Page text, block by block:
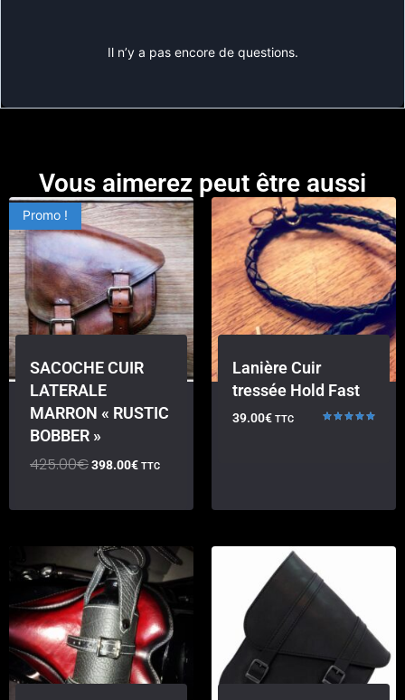
Il n’y a pas encore de questions.
Vous aimerez peut être aussi
Promo !
SACOCHE CUIR
LATERALE
MARRON « RUSTIC
BOBBER »
425.00€398.00€ TTC
Lanière Cuir
tressée Hold Fast
39.00€ TTC